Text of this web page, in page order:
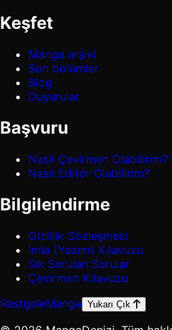
Keşfet
Manga arşivi
Son bölümler
Blog
Duyurular
Başvuru
Nasıl Çevirmen Olabilirim?
Nasıl Editör Olabilirim?
Bilgilendirme
Gizlilik Sözleşmesi
İmla (Yazım) Kılavuzu
Sık Sorulan Sorular
Çevirmen Kılavuzu
RastgeleManga Yukarı Çık